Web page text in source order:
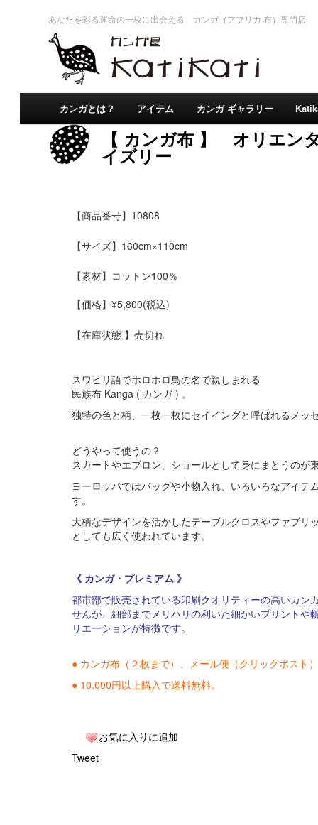
あなたを彩る運命の一枚に出会える、カンガ（アフリカ 布）専門店
カンガとは？ アイテム カンガ ギャラリー
【 カンガ布 】 オリエ
イズリー
【商品番号】10808
【サイズ】160cm×110cm
【素材】コットン100％
コットン100%
肌触りのよさ、安心感
然の繊維です。吸水性に優れていて、夏は涼しく冬には暖か
扱いやすさ、機能的
混紡の目的はそれぞれの繊維の長所を組み合わせることで
【価格】 ¥5,800(税込)
【在庫状態 】売切れ
スワヒリ語でホロホロ鳥の名で親しまれる
民族布 Kanga ( カンガ ) 。
独特の色と柄、一枚一枚にセイイングと呼ばれるメッ
どうやって使うの？
スカートやエプロン、ショールとして身にまとうのが
ヨーロッパではバッグや小物入れ、いろいろなアイテ
す。
大柄なデザインを活かしたテーブルクロスやファブリ
としても広く使われています。
《 カンガ・プレミアム 》
都市部で販売されている印刷クオリティーの高いカン
せんが、細部までメリハリの利いた細かいプリントや
リエーションが特徴です。
● カンガ布（２枚まで）、メール便（クリックポスト
● 10,000円以上購入で送料無料。
お気に入りに追加
Tweet